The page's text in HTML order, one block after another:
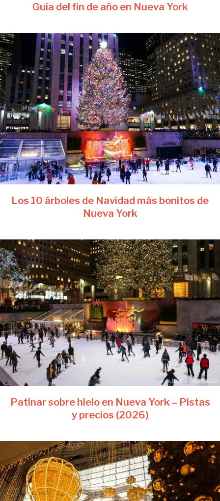
Guía del fin de año en Nueva York
Los 10 árboles de Navidad más bonitos de
Nueva York
Patinar sobre hielo en Nueva York – Pistas
y precios (2026)